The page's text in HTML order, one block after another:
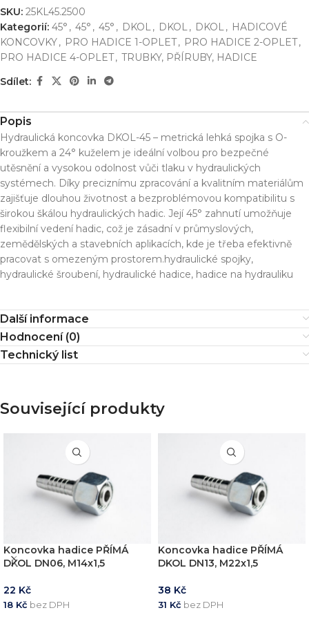
SKU: 25KL45.2500
Kategorií: 45° , 45° , 45° , DKOL, DKOL, DKOL, HADICOVÉ
KONCOVKY, PRO HADICE 1-OPLET, PRO HADICE 2-OPLET,
PRO HADICE 4-OPLET, TRUBKY, PŘÍRUBY, HADICE
Sdílet:
Popis
Hydraulická koncovka DKOL-45 – metrická lehká spojka s O-
kroužkem a 24° kuželem je ideální volbou pro bezpečné
utěsnění a vysokou odolnost vůči tlaku v hydraulických
systémech. Díky preciznímu zpracování a kvalitním materiálům
zajišťuje dlouhou životnost a bezproblémovou kompatibilitu s
širokou škálou hydraulických hadic. Její 45° zahnutí umožňuje
flexibilní vedení hadic, což je zásadní v průmyslových,
zemědělských a stavebních aplikacích, kde je třeba efektivně
pracovat s omezeným prostorem.hydraulické spojky,
hydraulické šroubení, hydraulické hadice, hadice na hydrauliku
Další informace
Hodnocení (0)
Technický list
Související produkty
Koncovka hadice PŘÍMÁ
DKOL DN06, M14x1,5
22 Kč
18 Kč bez DPH
Koncovka hadice PŘÍMÁ
DKOL DN13, M22x1,5
38 Kč
31 Kč bez DPH